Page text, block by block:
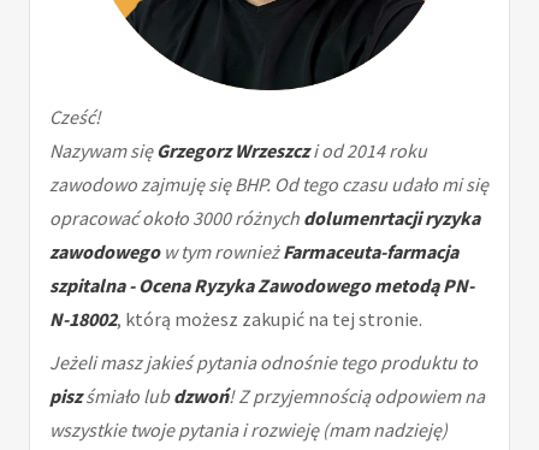
Cześć!
Nazywam sięGrzegorz Wrzeszczi od 2014 roku
zawodowo zajmuję się BHP. Od tego czasu udało mi się
opracować około 3000 różnych dolumenrtacji ryzyka
zawodowegow tym rownieżFarmaceuta-farmacja
szpitalna - Ocena Ryzyka Zawodowego metodą PN-
N-18002, którą możesz zakupić na tej stronie.
Jeżeli masz jakieś pytania odnośnie tego produktu to
piszśmiało lubdzwoń! Z przyjemnością odpowiem na
wszystkie twoje pytania i rozwieję (mam nadzieję)